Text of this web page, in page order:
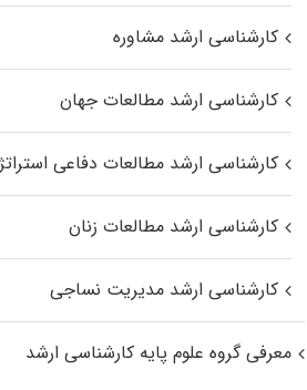
کارشناسی ارشد مشاوره
کارشناسی ارشد مطالعات جهان
کارشناسی ارشد مطالعات دفاعی
کارشناسی ارشد مطالعات زنان
کارشناسی ارشد مدیریت نساجی
معرفی گروه علوم پایه کارشناسی ارشد